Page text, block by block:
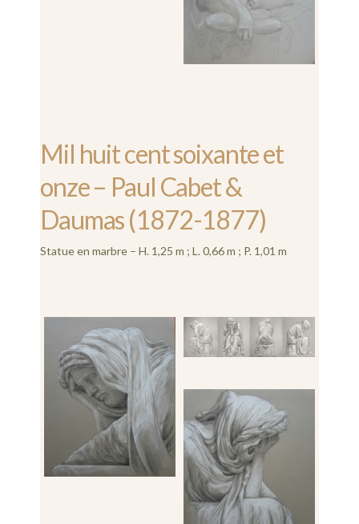
Mil huit cent soixante et
onze – Paul Cabet &
Daumas (1872-1877)
Statue en marbre – H. 1,25 m ; L. 0,66 m ; P. 1,01 m